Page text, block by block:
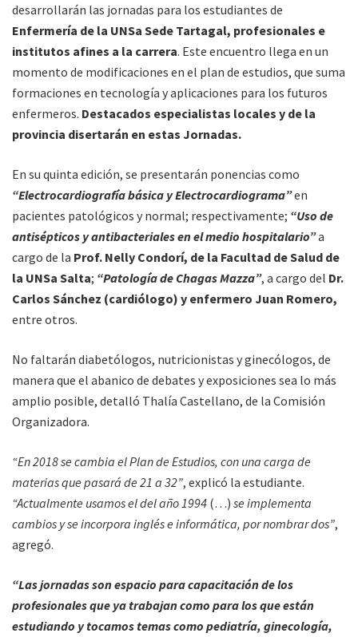
desarrollarán las jornadas para los estudiantes de
Enfermería de la UNSa Sede Tartagal, profesionales e
institutos afines a la carrera. Este encuentro llega en un
momento de modificaciones en el plan de estudios, que suma
formaciones en tecnología y aplicaciones para los futuros
enfermeros. Destacados especialistas locales y de la
provincia disertarán en estas Jornadas.
En su quinta edición, se presentarán ponencias como
“Electrocardiografía básica y Electrocardiograma”en
pacientes patológicos y normal; respectivamente; “Uso de
antisépticos y antibacteriales en el medio hospitalario”a
cargo de la Prof. Nelly Condorí, de la Facultad de Salud de
la UNSa Salta; “Patología de Chagas Mazza”, a cargo del Dr.
Carlos Sánchez (cardiólogo) y enfermero Juan Romero,
entre otros.
No faltarán diabetólogos, nutricionistas y ginecólogos, de
manera que el abanico de debates y exposiciones sea lo más
amplio posible, detalló Thalía Castellano, de la Comisión
Organizadora.
“En 2018 se cambia el Plan de Estudios, con una carga de
materias que pasará de 21 a 32”, explicó la estudiante.
“Actualmente usamos el del año 1994 (…) se implementa
cambios y se incorpora inglés e informática, por nombrar dos”,
agregó.
“Las jornadas son espacio para capacitación de los
profesionales que ya trabajan como para los que están
estudiando y tocamos temas como pediatría, ginecología,